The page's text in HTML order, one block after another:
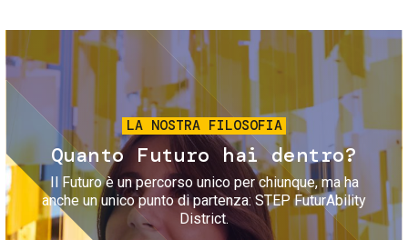
Immagine
LA NOSTRA FILOSOFIA
Quanto Futuro hai dentro?
Il Futuro è un percorso unico per chiunque, ma ha
anche un unico punto di partenza: STEP FuturAbility
District.